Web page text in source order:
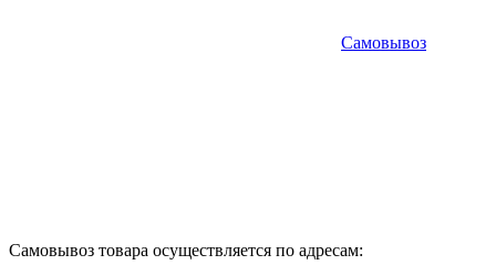
Самовывоз
Самовывоз товара осуществляется по адресам: